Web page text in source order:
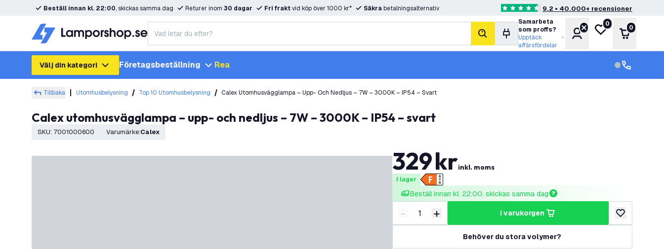
Beställ innan kl. 22:00, skickas samma dag Returer inom 30 dagar Fri fraktvid köp över 1000 kr* Säkrabetalningsalternativ 4.6 stjärnbetyg9.2 • 40.000+ recensioner
sök
Samarbeta
som proffs?
Upptäck
affärsfördelar
KontoMin önskelista
0
Varukorg
0
Välj din kategori Företagsbeställning Rea kundservice
kundservice
Tillbaka Utomhusbelysning Top 10 Utomhusbelysning Calex Utomhusvägglampa – Upp- Och Nedljus – 7W – 3000K – IP54 – Svart
Calex utomhusvägglampa – upp- och nedljus – 7W – 3000K – IP54 – svart
SKU: 7001000600 Varumärke: Calex
329krinkl. moms
I lager
Beställ innan kl. 22:00, skickas samma dag
Minska antal
- Öka antal
+ i varukorgen
lägg till i
Behöver du stora volymer?